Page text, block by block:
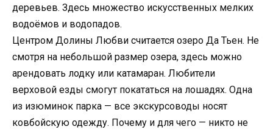
деревьев. Здесь множество искусственных мелких
водоёмов и водопадов.
Центром Долины Любви считается озеро Да Тьен. Не
смотря на небольшой размер озера, здесь можно
арендовать лодку или катамаран. Любители
верховой езды смогут покататься на лошадях. Одна
из изюминок парка — все экскурсоводы носят
ковбойскую одежду. Почему и для чего — никто не